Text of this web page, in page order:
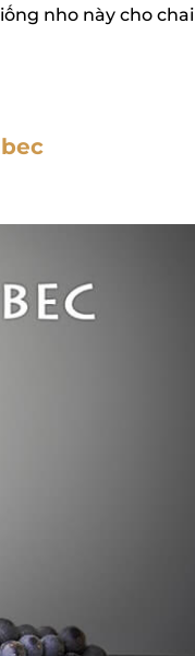
nho này cho chai